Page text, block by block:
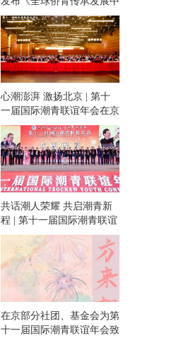
华文化报告》
心潮澎湃 激扬北京 | 第十
一届国际潮青联谊年会在京
隆重举行！
共话潮人荣耀 共启潮青新
程 | 第十一届国际潮青联谊
年会隆重举办欢迎晚宴和专
场文艺晚会！
在京部分社团、基金会为第
十一届国际潮青联谊年会致